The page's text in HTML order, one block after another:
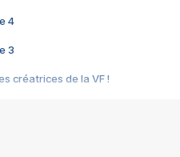
4
3
créatrices de la VF !